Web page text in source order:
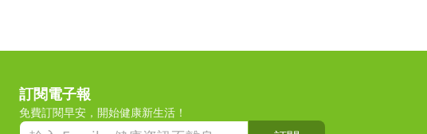
訂閱電子報
免費訂閱早安，開始健康新生活！